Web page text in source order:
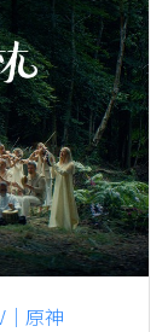
原神